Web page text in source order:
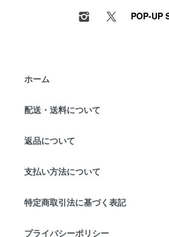
POP-UP
ホーム
配送・送料について
返品について
支払い方法について
特定商取引法に基づく表記
プライバシーポリシー